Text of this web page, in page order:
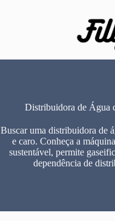
Distribuidora de Água
Buscar uma distribuidora de
e caro. Conheça a
sustentável, permite
dependência de